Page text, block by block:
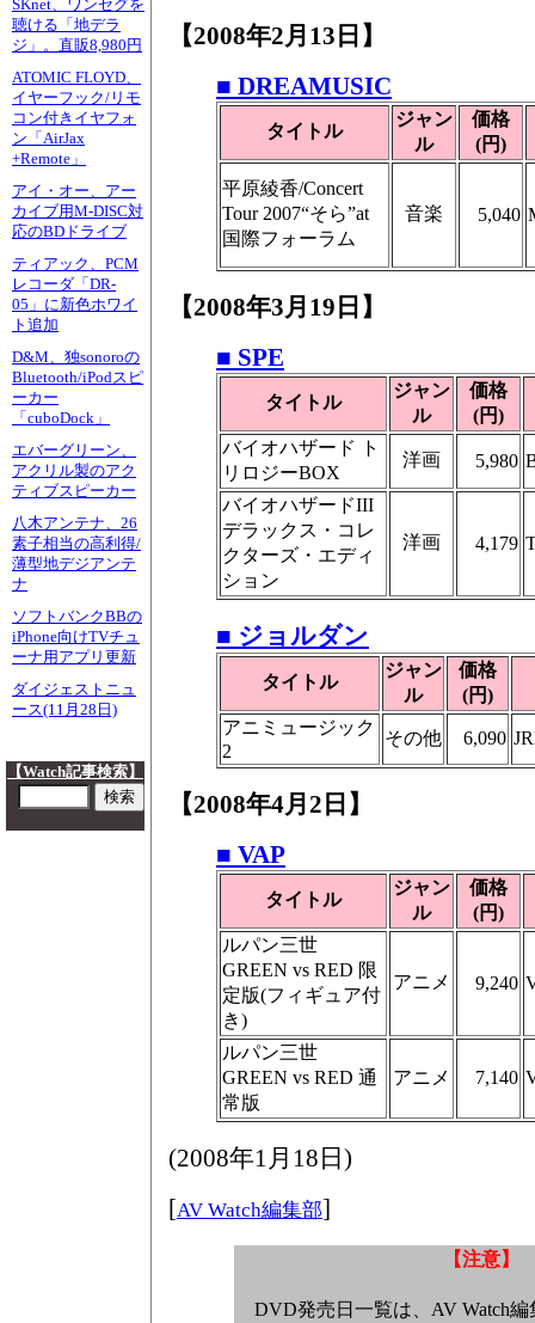
SKnet、ワンセグを
聴ける「地デラ
ジ」。直販8,980円
ATOMIC FLOYD、
イヤーフック/リモ
コン付きイヤフォ
ン「AirJax
+Remote」
アイ・オー、アー
カイブ用M-DISC対
応のBDドライブ
ティアック、PCM
レコーダ「DR-
05」に新色ホワイ
ト追加
D&M、独sonoroの
Bluetooth/iPodスピ
ーカー
「cuboDock」
エバーグリーン、
アクリル製のアク
ティブスピーカー
八木アンテナ、26
素子相当の高利得/
薄型地デジアンテ
ナ
ソフトバンクBBの
iPhone向けTVチュ
ーナ用アプリ更新
ダイジェストニュ
ース(11月28日)
【Watch記事検索】
【2008年2月13日】
■ DREAMUSIC
タイトル
ジャン
ル
価格
(円)
平原綾香/Concert
Tour 2007“そら”at
国際フォーラム
音楽 5,040
【2008年3月19日】
■ SPE
タイトル
ジャン
ル
価格
(円)
バイオハザード ト
リロジーBOX
洋画 5,980
バイオハザードIII
デラックス・コレ
クターズ・エディ
ション
洋画 4,179
■ ジョルダン
タイトル
ジャン
ル
価格
(円)
アニミュージック
2
その他 6,090
【2008年4月2日】
■ VAP
タイトル
ジャン
ル
価格
(円)
ルパン三世
GREEN vs RED 限
定版(フィギュア付
き)
アニメ 9,240
ルパン三世
GREEN vs RED 通
常版
アニメ 7,140
(2008年1月18日 )
[AV Watch編集部]
【注意】
DVD発売日一覧は、AV Watch編